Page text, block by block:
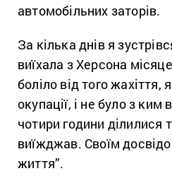
автомобільних заторів.
За кілька днів я
виїхала з Херсона
боліло від того
окупації, і не було з
чотири години ділилися
виїжджав. Своїм
життя”.